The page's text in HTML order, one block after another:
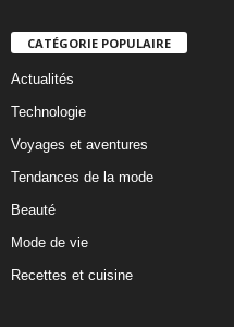
CATÉGORIE POPULAIRE
Actualités
Technologie
Voyages et aventures
Tendances de la mode
Beauté
Mode de vie
Recettes et cuisine